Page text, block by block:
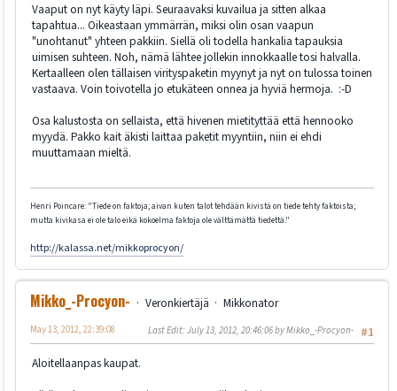
Vaaput on nyt käyty läpi. Seuraavaksi kuvailua ja sitten alkaa
tapahtua... Oikeastaan ymmärrän, miksi olin osan vaapun
"unohtanut" yhteen pakkiin. Siellä oli todella hankalia tapauksia
uimisen suhteen. Noh, nämä lähtee jollekin innokkaalle tosi halvalla.
Kertaalleen olen tällaisen virityspaketin myynyt ja nyt on tulossa toinen
vastaava. Voin toivotella jo etukäteen onnea ja hyviä hermoja. :-D
Osa kalustosta on sellaista, että hivenen mietityttää että hennooko
myydä. Pakko kait äkisti laittaa paketit myyntiin, niin ei ehdi
muuttamaan mieltä.
Henri Poincare: "Tiede on faktoja; aivan kuten talot tehdään kivistä on tiede tehty faktoista;
mutta kivikasa ei ole talo eikä kokoelma faktoja ole välttämättä tiedettä."
http://kalassa.net/mikkoprocyon/
Mikko_-Procyon- Veronkiertäjä
Mikkonator
#1
May 13, 2012, 22:39:08 Last Edit: July 13, 2012, 20:46:06 by Mikko_-Procyon-
Aloitellaanpas kaupat.